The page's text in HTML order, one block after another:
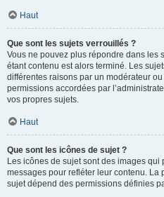
Haut
Que sont les sujets verrouillés ?
Vous ne pouvez plus répondre dans les
étant contenu est alors terminé. Les
différentes raisons par un modérateur
permissions accordées par
vos propres sujets.
Haut
Que sont les icônes de sujet ?
Les icônes de sujet sont des images
messages pour refléter leur contenu. La
sujet dépend des permissions définies